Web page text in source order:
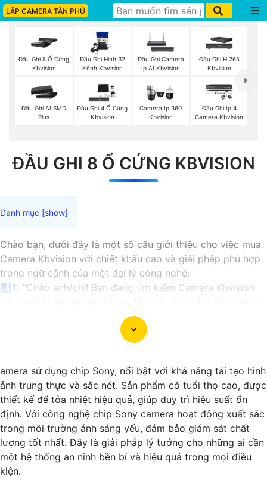
LẮP CAMERA TÂN PHÚ
Đầu Ghi 8 Ổ Cứng
Kbvision
Đầu Ghi Hình 32
Kênh Kbvision
Đầu Ghi Camera
Ip AI Kbvision
Đầu Ghi H.265
Kbvision
Đầu Ghi AI SMD
Plus
Đầu Ghi 4 Ổ Cứng
Kbvision
Camera Ip 360
Kbvision
Đầu Ghi Ip 4
Camera Kbvision
ĐẦU GHI 8 Ổ CỨNG KBVISION
Chào bạn, dưới đây là một số câu giới thiệu cho việc mua
Camera Kbvision với chiết khấu cao và giải pháp phù hợp
trong ngữ cảnh của một đại lý công nghệ:
🛃 1: "Chào anh/chị! Bạn đang tìm kiếm Camera Kbvision
đãi đặc biệt và được tư vấn về giải pháp chính xác nhất
cho nhu cầu an ninh của bạn!"
"Bạn muốn mua Camera Kbvision với giá ưu đãi và
trợ tốt nhất từ đội ngũ chuyên gia có kinh nghiệm!"
️🥈3:"Chúng tôi cam kết cung cấp Camera Kbvision chính
hãng với chiết khấu cao nhất trên thị trường. Hãy đến với
chúng tôi để trải nghiệm dịch vụ tốt nhất và nhận được sự
tư vấn chuyên nghiệp về giải pháp an ninh cần thiết!"
Hy vọng những câu giới thiệu trên sẽ giúp bạn thành công
trong việc tiếp cận khách hàng và tăng cơ hội bán hàng
của bạn. Nếu có bất kỳ yêu cầu hay câu hỏi nào khác, bạn
amera sử dụng chip Sony, nổi bật với khả năng tái tạo hình
ảnh trung thực và sắc nét. Sản phẩm có tuổi thọ cao, được
thiết kế để tỏa nhiệt hiệu quả, giúp duy trì hiệu suất ổn
định. Với công nghệ chip Sony camera hoạt động xuất sắc
trong môi trường ánh sáng yếu, đảm bảo giám sát chất
lượng tốt nhất. Đây là giải pháp lý tưởng cho những ai cần
một hệ thống an ninh bền bỉ và hiệu quả trong mọi điều
kiện.